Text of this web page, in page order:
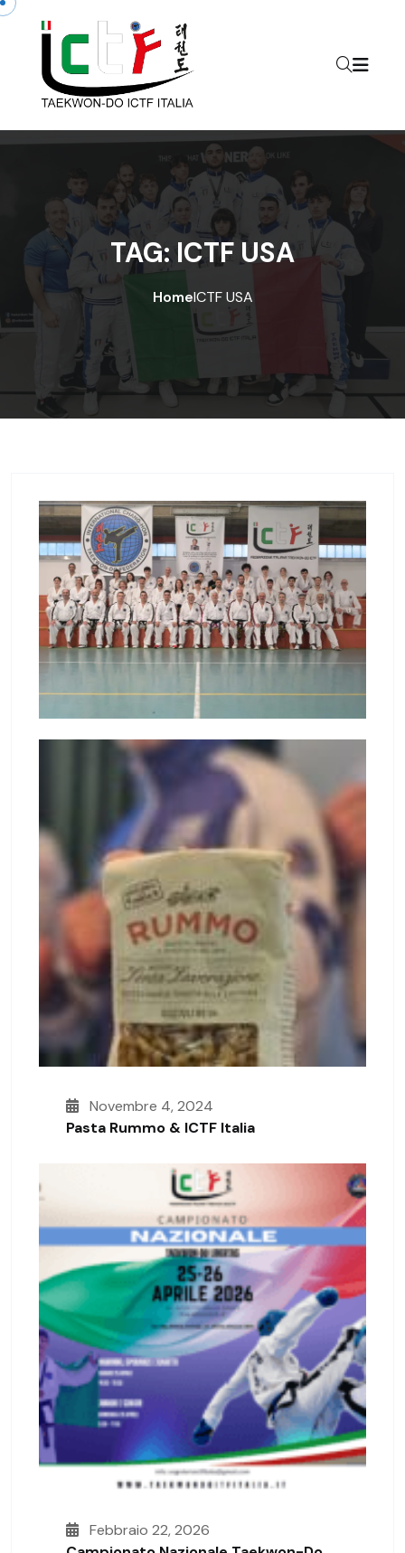
Skip to content
TAG:ICTF USA
HomeICTF USA
Novembre 4, 2024
Pasta Rummo & ICTF Italia
Febbraio 22, 2026